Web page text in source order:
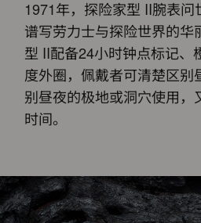
1971年，探险家型 II腕表
谱写劳力士与探险世界的华
型 II配备24小时钟点标记、
度外圈，佩戴者可清楚区别
别昼夜的极地或洞穴使用，
时间。